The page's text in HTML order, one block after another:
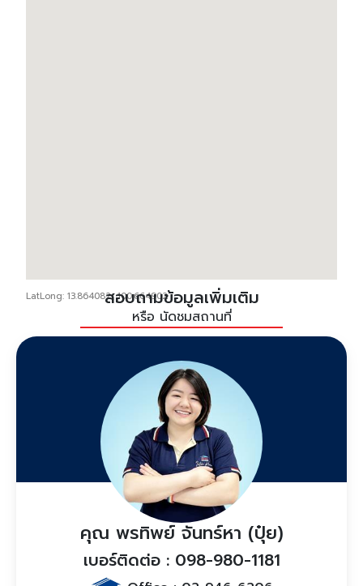
LatLong: 13.864082, 100.664902สอบถามข้อมูลเพิ่มเติม
หรือ นัดชมสถานที่
คุณ พรทิพย์ จันทร์หา (ปุ๋ย)
เบอร์ติดต่อ : 098-980-1181